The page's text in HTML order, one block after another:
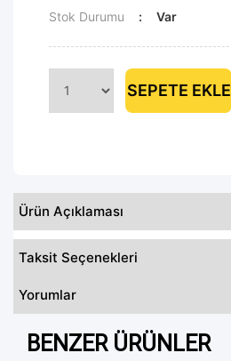
Stok Durumu
Var
SEPETE EKLE
Ürün Açıklaması
Taksit Seçenekleri
Yorumlar
BENZER ÜRÜNLER